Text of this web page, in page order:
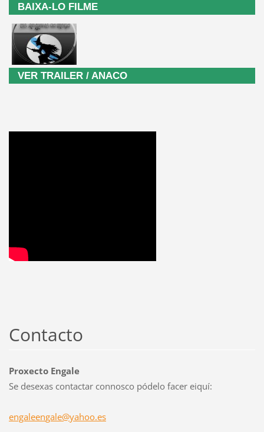
BAIXA-LO FILME
VER TRAILER / ANACO
Contacto
Proxecto Engale
Se desexas contactar connosco pódelo facer eiquí:
engaleengale@yahoo.es